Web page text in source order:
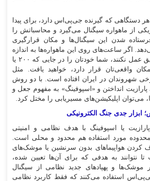
دستگاهی که گیرنده جی‌پی‌اس دارد، برای پیدا
از ماهواره سیگنال می‌گیرد و محاسباتش را
شدن این سیگنال‌ها و مکان قرارگیری
اگر ساعت‌های روی این ماهواره‌ها به اندازه
یک هزارم ثانیه دقیق عمل نکنند، شما خودتان را در جایی که ۲۰۰ یا
مکان واقعی‌تان قرار دارد، خواهید یافت. مثل
شهروندان در ایران افتاده است. با دو روش
انداختن و «اسپوفینگ» به مفهوم جعل و
می‌توان اپلیکیشن‌های مسیریابی را مختل کرد.
ابزار جدی جنگ الکترونیکی
یا اسپوفینگ با هدف نظامی و امنیتی
مورد استفاده هم محدود و محلی است.
کردن هواپیماهای بدون سرنشین یا موشک‌های
نتوانند به هدفی که برای آن‌ها تعیین شده،
موشک‌ها و پهپادهای جدید نظامی از سیگنال
استفاده می‌کنند که فقط کاربرد نظامی